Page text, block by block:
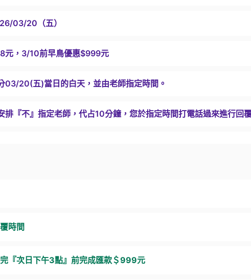
03/20（五）
元，3/10前早鳥優惠$999元
03/20(五)當日的白天，並由老師指定時間。
排『不』指定老師，代占10分鐘，您於指定時間打電話過來進行回
時間
『次日下午3點』前完成匯款＄999元